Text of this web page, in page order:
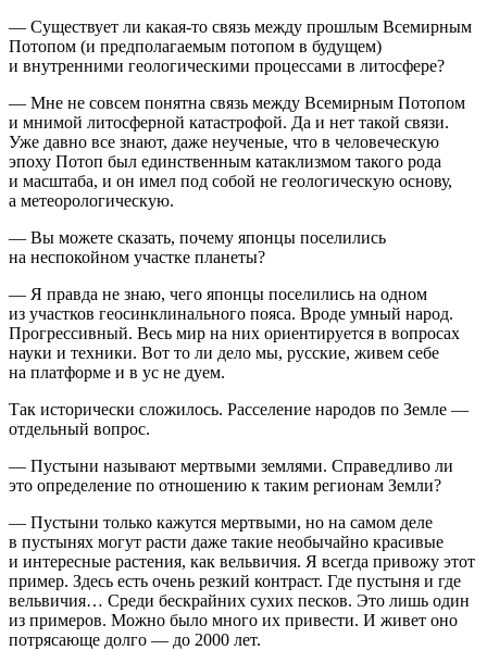
— Существует ли какая-то связь между прошлым Всемирным
Потопом (и предполагаемым потопом в будущем)
и внутренними геологическими процессами в литосфере?
— Мне не совсем понятна связь между Всемирным Потопом
и мнимой литосферной катастрофой. Да и нет такой связи.
Уже давно все знают, даже неученые, что в человеческую
эпоху Потоп был единственным катаклизмом такого рода
и масштаба, и он имел под собой не геологическую основу,
а метеорологическую.
— Вы можете сказать, почему японцы поселились
на неспокойном участке планеты?
— Я правда не знаю, чего японцы поселились на одном
из участков геосинклинального пояса. Вроде умный народ.
Прогрессивный. Весь мир на них ориентируется в вопросах
науки и техники. Вот то ли дело мы, русские, живем себе
на платформе и в ус не дуем.
Так исторически сложилось. Расселение народов по Земле —
отдельный вопрос.
— Пустыни называют мертвыми землями. Справедливо ли
это определение по отношению к таким регионам Земли?
— Пустыни только кажутся мертвыми, но на самом деле
в пустынях могут расти даже такие необычайно красивые
и интересные растения, как вельвичия. Я всегда привожу этот
пример. Здесь есть очень резкий контраст. Где пустыня и где
вельвичия… Среди бескрайних сухих песков. Это лишь один
из примеров. Можно было много их привести. И живет оно
потрясающе долго — до 2000 лет.